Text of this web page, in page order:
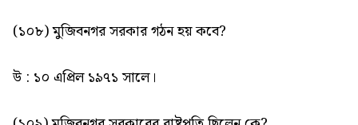
(১০৮) মুজিবনগর সরকার গঠন হয় কবে?
উ : ১০ এপ্রিল ১৯৭১ সালে।